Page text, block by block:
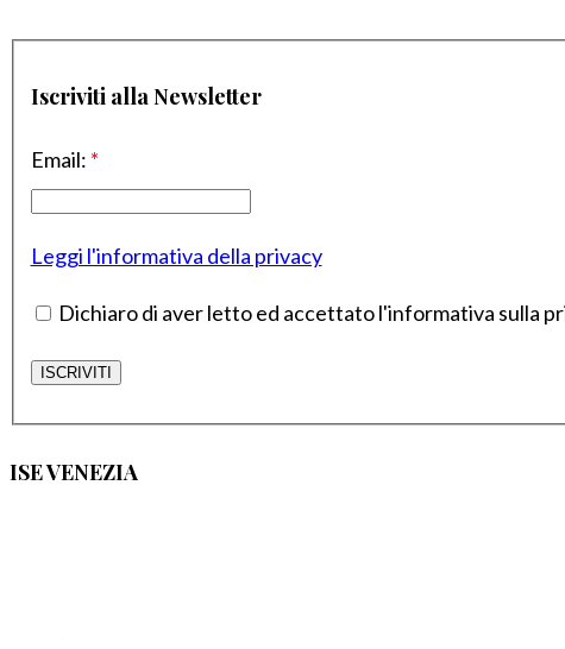
Iscriviti alla Newsletter
Email: *
Leggi l'informativa della privacy
Dichiaro di aver letto ed accettato l'informativa sulla
ISE VENEZIA